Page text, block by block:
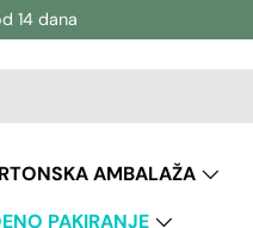
14 dana
AMBALAŽA
PAKIRANJE